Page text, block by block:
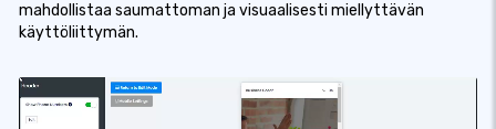
mahdollistaa saumattoman ja visuaalisesti miellyttävän
käyttöliittymän.